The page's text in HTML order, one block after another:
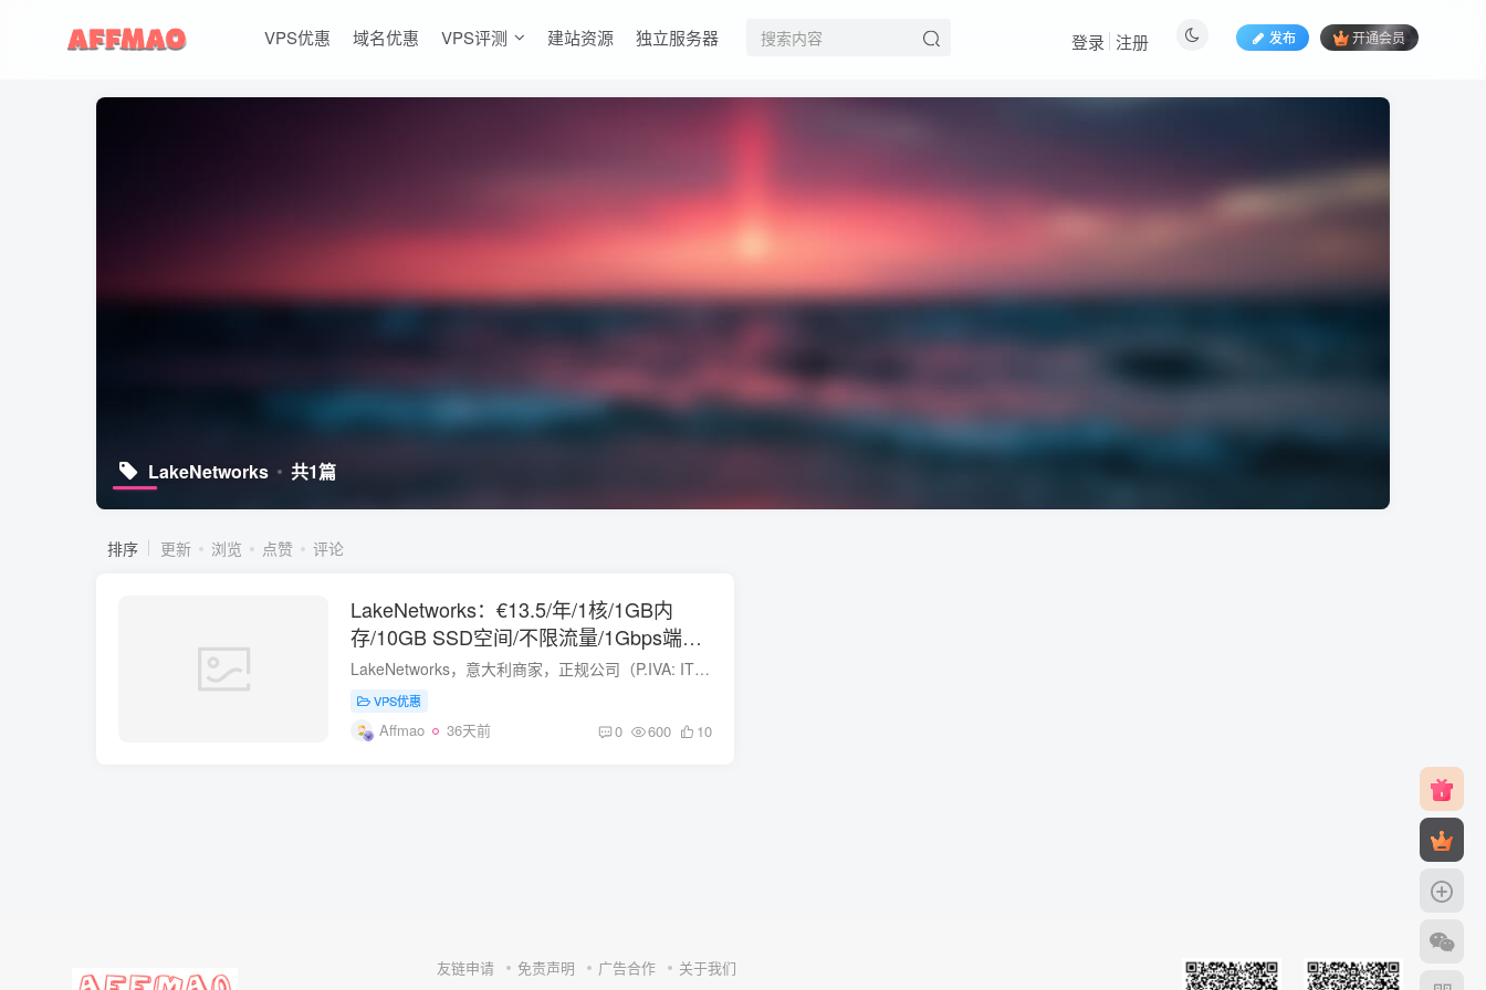
VPS优惠 域名优惠 VPS评测 建站资源 独立服务器 发布 开通会员
登录 注册
LakeNetworks 共1篇
排序 更新 浏览 点赞 评论
LakeNetworks：€13.5/年/1核/1GB内
存/10GB SSD空间/不限流量/1Gbps端
口/KVM/意大利，支持BGP
LakeNetworks，意大利商家，正规公司（P.IVA: IT 02786130902 – Codice REA: SS-204657）。现在有三款特价KVM VPS，位于意大利，特色是支持BGP。 LN-LES-BGP-NANO vCPU：1 内存：1 GB 空间：10...
VPS优惠
Affmao 36天前 0 600 10
友链申请 免责声明 广告合作 关于我们